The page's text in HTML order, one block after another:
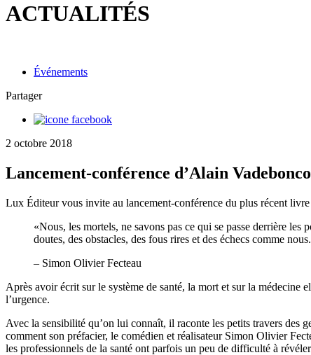
ACTUALITÉS
Événements
Partager
2 octobre 2018
Lancement-conférence d’Alain
Lux Éditeur vous invite au lancement-conférence du plus récent
«Nous, les mortels, ne savons pas ce qui se passe derrière
doutes, des obstacles, des fous rires et des échecs comme
– Simon Olivier Fecteau
Après avoir écrit sur le système de santé, la mort et sur la médecine
l’urgence.
Avec la sensibilité qu’on lui connaît, il raconte les petits travers des
comment son préfacier, le comédien et réalisateur Simon Olivier
les professionnels de la santé ont parfois un peu de difficulté à